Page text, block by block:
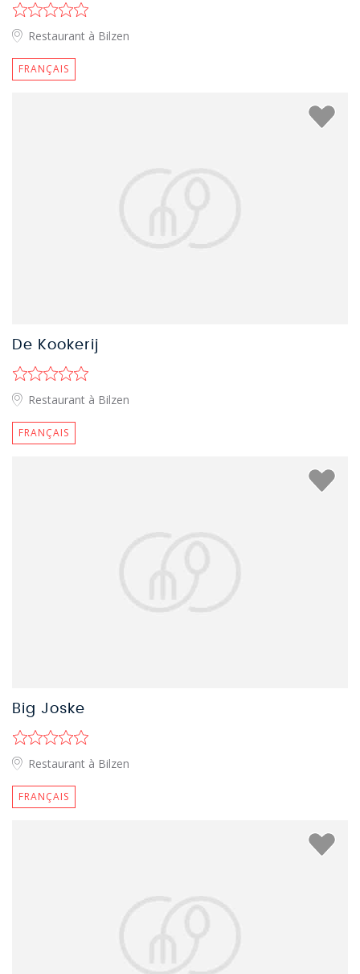
Restaurant à Bilzen
FRANÇAIS
De Kookerij
Restaurant à Bilzen
FRANÇAIS
Big Joske
Restaurant à Bilzen
FRANÇAIS